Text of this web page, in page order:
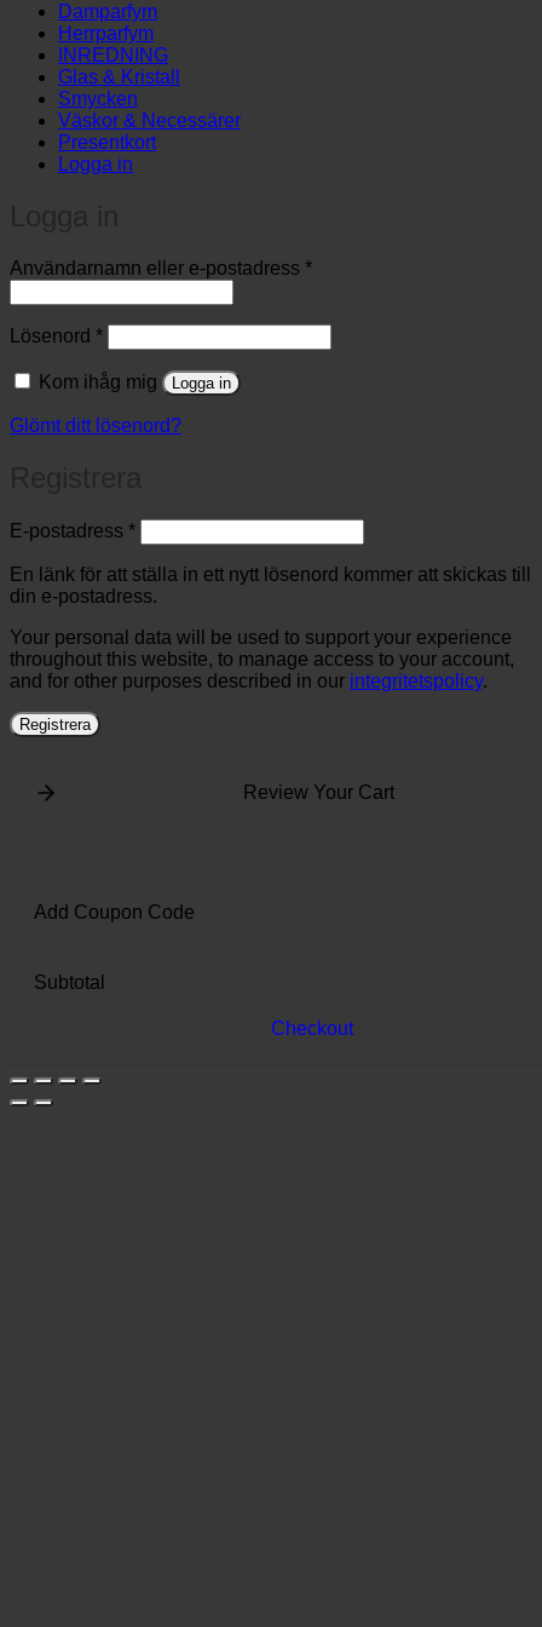
Damparfym
Herrparfym
INREDNING
Glas & Kristall
Smycken
Väskor & Necessärer
Presentkort
Logga in
Användarnamn eller e-postadress *Obligatoriskt
Lösenord *Obligatoriskt
Kom ihåg mig Logga in
Glömt ditt lösenord?
E-postadress *Obligatoriskt
En länk för att ställa in ett nytt lösenord kommer att skickas till
din e-postadress.
Your personal data will be used to support your experience
throughout this website, to manage access to your account,
and for other purposes described in our integritetspolicy.
Registrera
Review Your Cart
Add Coupon Code
Subtotal
Checkout